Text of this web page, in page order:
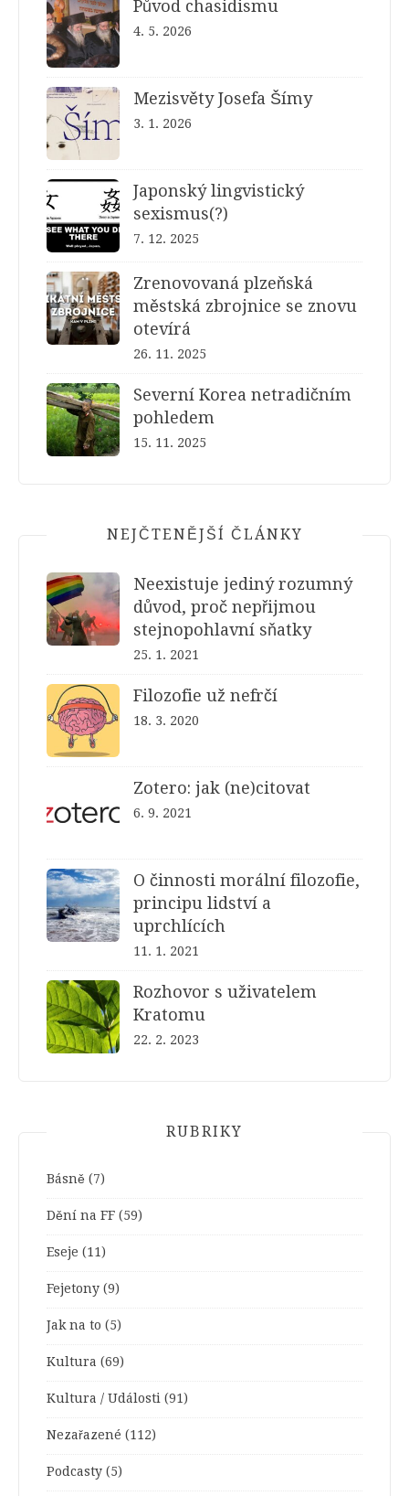
Původ chasidismu
4. 5. 2026
Mezisvěty Josefa Šímy
3. 1. 2026
Japonský lingvistický
sexismus(?)
7. 12. 2025
Zrenovovaná plzeňská
městská zbrojnice se znovu
otevírá
26. 11. 2025
Severní Korea netradičním
pohledem
15. 11. 2025
NEJČTENĚJŠÍ ČLÁNKY
Neexistuje jediný rozumný
důvod, proč nepřijmou
stejnopohlavní sňatky
25. 1. 2021
Filozofie už nefrčí
18. 3. 2020
Zotero: jak (ne)citovat
6. 9. 2021
O činnosti morální filozofie,
principu lidství a
uprchlících
11. 1. 2021
Rozhovor s uživatelem
Kratomu
22. 2. 2023
RUBRIKY
Básně (7)
Dění na FF (59)
Eseje (11)
Fejetony (9)
Jak na to (5)
Kultura (69)
Kultura / Události (91)
Nezařazené (112)
Podcasty (5)